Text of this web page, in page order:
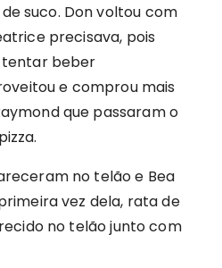
suco. Don voltou com
precisava, pois
tentar beber
e comprou mais
que passaram o
no telão e Bea
vez dela, rata de
no telão junto com